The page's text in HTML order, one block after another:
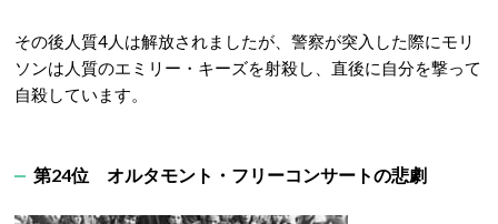
その後人質4人は解放されましたが、警察が突入した際にモリ
ソンは人質のエミリー・キーズを射殺し、直後に自分を撃って
自殺しています。
第24位 オルタモント・フリーコンサートの悲劇